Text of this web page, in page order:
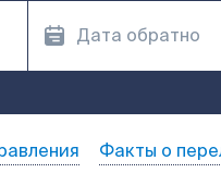
Факты о